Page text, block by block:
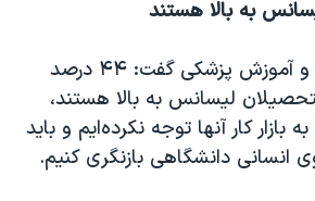
رهبری ایران
وزیر بهداشت، درمان و آموزش پزشکی گفت: ۴۴ درصد
لیسانس به بالا هستند،
کار آنها توجه نکرده‌ایم و باید
انسانی دانشگاهی بازنگری کنیم.